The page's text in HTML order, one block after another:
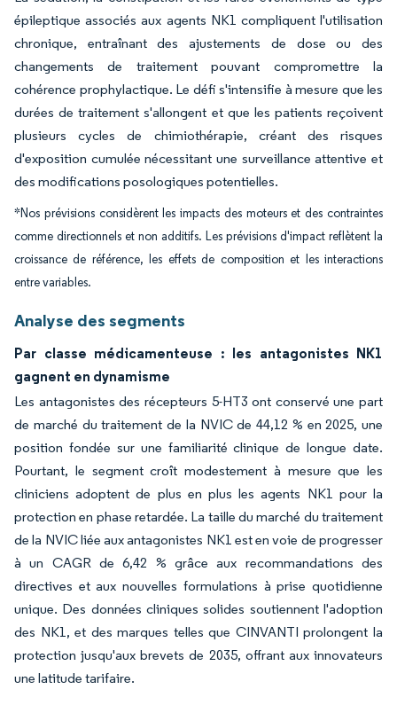
épileptique associés aux agents NK1 compliquent l'utilisation
chronique, entraînant des ajustements de dose ou des
changements de traitement pouvant compromettre la
cohérence prophylactique. Le défi s'intensifie à mesure que les
durées de traitement s'allongent et que les patients reçoivent
plusieurs cycles de chimiothérapie, créant des risques
d'exposition cumulée nécessitant une surveillance attentive et
des modifications posologiques potentielles.
*Nos prévisions considèrent les impacts des moteurs et des contraintes
comme directionnels et non additifs. Les prévisions d'impact reflètent la
croissance de référence, les effets de composition et les interactions
entre variables.
Analyse des segments
Par classe médicamenteuse : les antagonistes NK1
gagnent en dynamisme
Les antagonistes des récepteurs 5-HT3 ont conservé une part
de marché du traitement de la NVIC de 44,12 % en 2025, une
position fondée sur une familiarité clinique de longue date.
Pourtant, le segment croît modestement à mesure que les
cliniciens adoptent de plus en plus les agents NK1 pour la
protection en phase retardée. La taille du marché du traitement
de la NVIC liée aux antagonistes NK1 est en voie de progresser
à un CAGR de 6,42 % grâce aux recommandations des
directives et aux nouvelles formulations à prise quotidienne
unique. Des données cliniques solides soutiennent l'adoption
des NK1, et des marques telles que CINVANTI prolongent la
protection jusqu'aux brevets de 2035, offrant aux innovateurs
une latitude tarifaire.